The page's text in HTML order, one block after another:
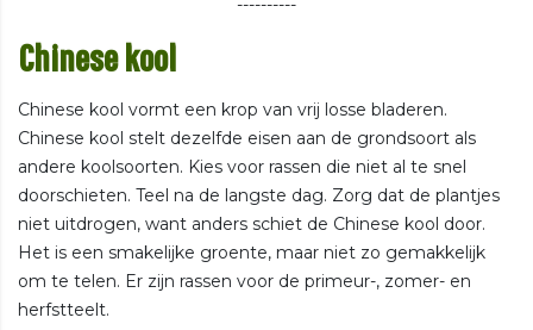
----------
Chinese kool
Chinese kool vormt een krop van vrij losse bladeren.
Chinese kool stelt dezelfde eisen aan de grondsoort als
andere koolsoorten. Kies voor rassen die niet al te snel
doorschieten. Teel na de langste dag. Zorg dat de plantjes
niet uitdrogen, want anders schiet de Chinese kool door.
Het is een smakelijke groente, maar niet zo gemakkelijk
om te telen. Er zijn rassen voor de primeur-, zomer- en
herfstteelt.